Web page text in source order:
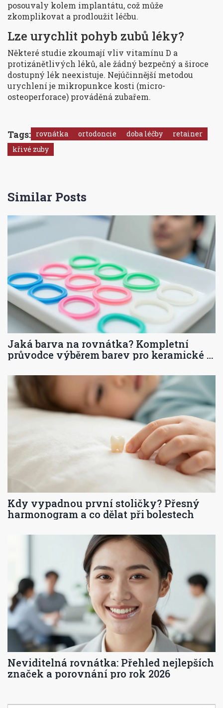
posouvaly kolem implantátu, což může
zkomplikovat a prodloužit léčbu.
Lze urychlit pohyb zubů léky?
Některé studie zkoumají vliv vitamínu D a
protizánětlivých léků, ale žádný bezpečný a široce
dostupný lék neexistuje. Nejúčinnější metodou
urychlení je mikropunkce kosti (micro-
osteoperforace) prováděná zubařem.
Tags: rovnátka ortodoncie doba léčby
retainer
křivé zuby
Similar Posts
Jaká barva na rovnátka? Kompletní
průvodce výběrem barev pro keramické a
Kdy vypadnou první stoličky? Přesný
harmonogram a co dělat při bolestech
Neviditelná rovnátka: Přehled nejlepších
značek a porovnání pro rok 2026